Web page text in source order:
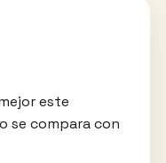
este
se compara con